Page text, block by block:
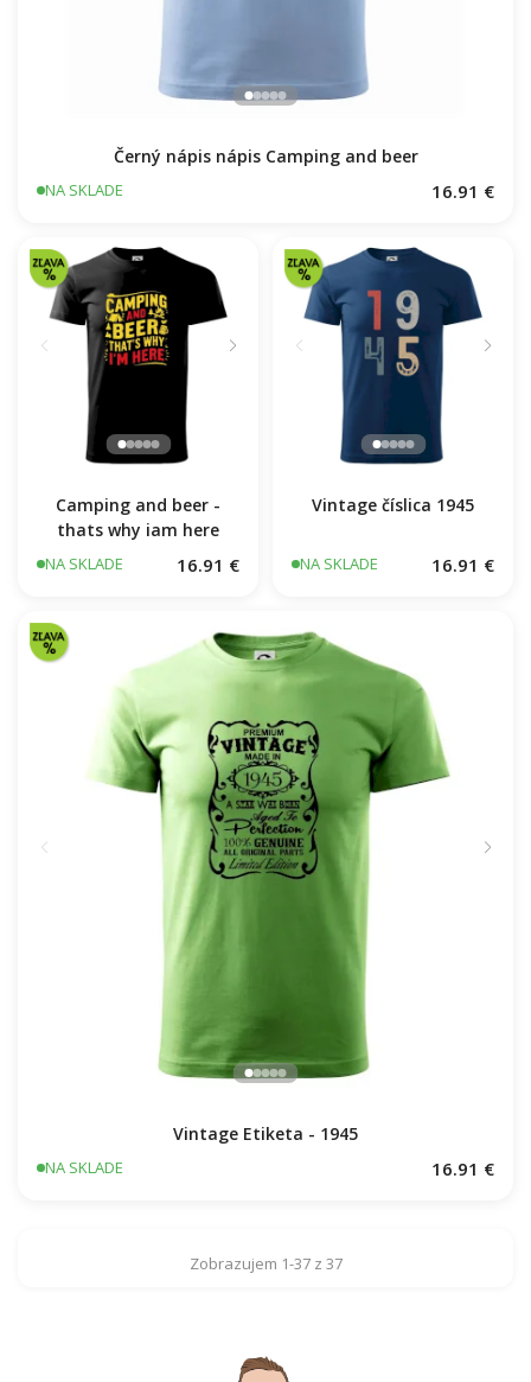
Černý nápis nápis Camping and beer
NA SKLADE 16.91 €
Camping and beer -
thats why iam here
NA SKLADE 16.91 €
Vintage číslica 1945
NA SKLADE 16.91 €
Vintage Etiketa - 1945
NA SKLADE 16.91 €
Zobrazujem 1-37 z 37